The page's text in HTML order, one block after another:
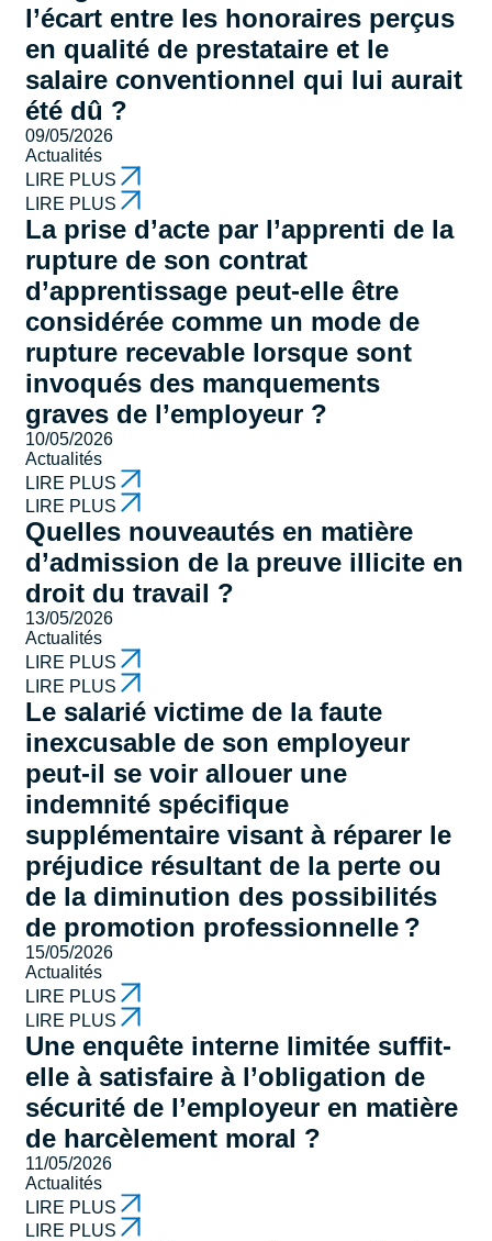
l’écart entre les honoraires perçus
en qualité de prestataire et le
salaire conventionnel qui lui aurait
été dû ?
09/05/2026
Actualités
LIRE PLUS
LIRE PLUS
La prise d’acte par l’apprenti de la
rupture de son contrat
d’apprentissage peut-elle être
considérée comme un mode de
rupture recevable lorsque sont
invoqués des manquements
graves de l’employeur ?
10/05/2026
Actualités
LIRE PLUS
LIRE PLUS
Quelles nouveautés en matière
d’admission de la preuve illicite en
droit du travail ?
13/05/2026
Actualités
LIRE PLUS
LIRE PLUS
Le salarié victime de la faute
inexcusable de son employeur
peut-il se voir allouer une
indemnité spécifique
supplémentaire visant à réparer le
préjudice résultant de la perte ou
de la diminution des possibilités
de promotion professionnelle ?
15/05/2026
Actualités
LIRE PLUS
LIRE PLUS
Une enquête interne limitée suffit-
elle à satisfaire à l’obligation de
sécurité de l’employeur en matière
de harcèlement moral ?
11/05/2026
Actualités
LIRE PLUS
LIRE PLUS